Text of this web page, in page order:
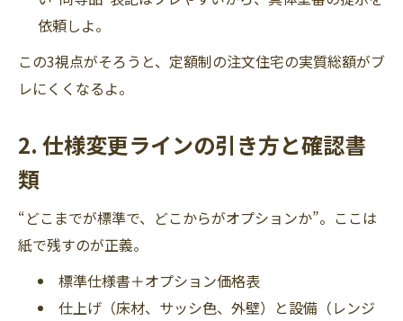
依頼しよ。
この3視点がそろうと、定額制の注文住宅の実質総額がブ
レにくくなるよ。
2. 仕様変更ラインの引き方と確認書
類
“どこまでが標準で、どこからがオプションか”。ここは
紙で残すのが正義。
標準仕様書＋オプション価格表
仕上げ（床材、サッシ色、外壁）と設備（レンジ